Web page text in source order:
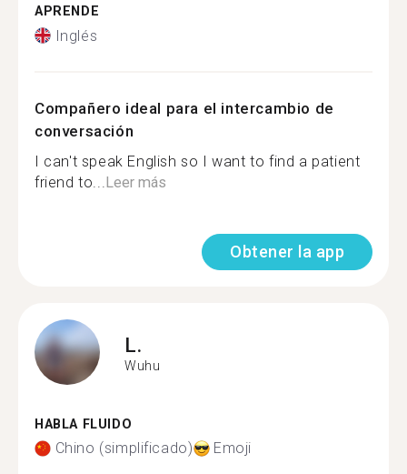
APRENDE
Inglés
Compañero ideal para el intercambio de
conversación
I can't speak English so I want to find a patient
friend to... Leer más
Obtener la app
L.
Wuhu
HABLA FLUIDO
Chino (simplificado) Emoji